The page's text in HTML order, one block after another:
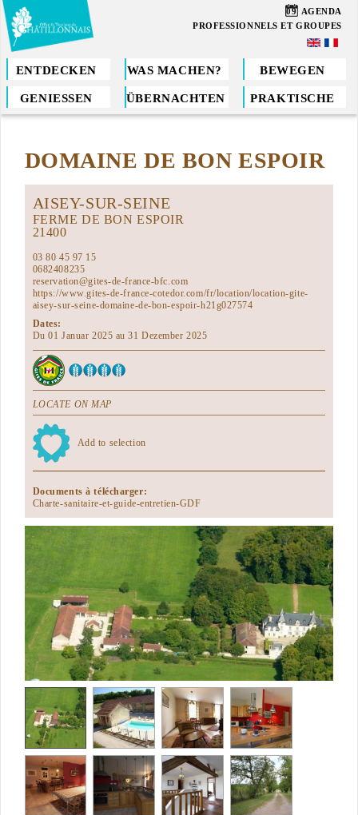
Direkt
zum
Inhalt
09 AGENDA
PROFESSIONNELS ET GROUPES
ENTDECKEN WAS MACHEN? BEWEGEN
GENIESSEN ÜBERNACHTEN PRAKTISCHE
Sie
hierDOMAINE DE BON ESPOIR
AISEY-SUR-SEINE
FERME DE BON ESPOIR
21400
03 80 45 97 15
0682408235
reservation@gites-de-france-bfc.com
https://www.gites-de-france-cotedor.com/fr/location/location-gite-
aisey-sur-seine-domaine-de-bon-espoir-h21g027574
Dates:
Du 01 Januar 2025 au 31 Dezember 2025
LOCATE ON MAP
Add to selection
Documents à télécharger:
Charte-sanitaire-et-guide-entretien-GDF